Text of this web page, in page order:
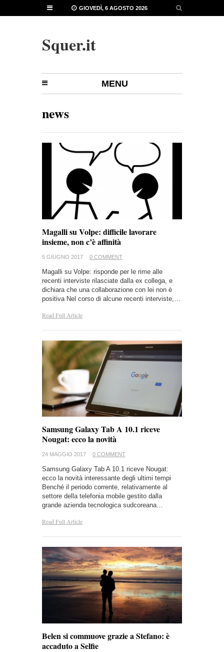
GIOVEDÌ, 6 AGOSTO 2026
Squer.it
MENU
news
Magalli su Volpe: difficile lavorare
insieme, non c’è affinità
5 GIUGNO 2017 0 COMMENT
Magalli su Volpe: risponde per le rime alle
recenti interviste rilasciate dalla ex collega, e
dichiara che una collaborazione con lei non è
positiva Nel corso di alcune recenti interviste,…
Read Full Article
Samsung Galaxy Tab A 10.1 riceve
Nougat: ecco la novità
24 MAGGIO 2017 0 COMMENT
Samsung Galaxy Tab A 10.1 riceve Nougat:
ecco la novità interessante degli ultimi tempi
Benché il periodo corrente, relativamente al
settore della telefonia mobile gestito dalla
grande azienda tecnologica sudcoreana…
Read Full Article
Belen si commuove grazie a Stefano: è
accaduto a Selfie